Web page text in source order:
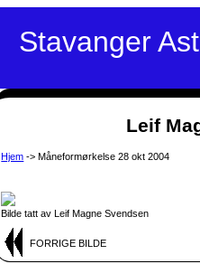
Stavanger
Leif
Hjem -> Måneformørkelse 28 okt 2004
Bilde tatt av Leif Magne Svendsen
FORRIGE BILDE